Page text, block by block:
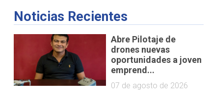
Noticias Recientes
Abre Pilotaje de
drones nuevas
oportunidades a joven
emprend...
07 de agosto de 2026